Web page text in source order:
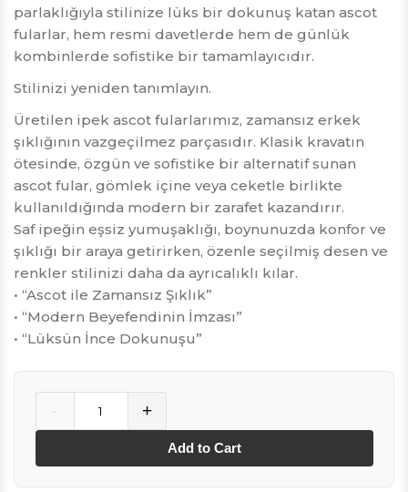
parlaklığıyla stilinize lüks bir dokunuş katan ascot
fularlar, hem resmi davetlerde hem de günlük
kombinlerde sofistike bir tamamlayıcıdır.
Stilinizi yeniden tanımlayın.
Üretilen ipek ascot fularlarımız, zamansız erkek
şıklığının vazgeçilmez parçasıdır. Klasik kravatın
ötesinde, özgün ve sofistike bir alternatif sunan
ascot fular, gömlek içine veya ceketle birlikte
kullanıldığında modern bir zarafet kazandırır.
Saf ipeğin eşsiz yumuşaklığı, boynunuzda konfor ve
şıklığı bir araya getirirken, özenle seçilmiş desen ve
renkler stilinizi daha da ayrıcalıklı kılar.
• “Ascot ile Zamansız Şıklık”
• “Modern Beyefendinin İmzası”
• “Lüksün İnce Dokunuşu”
- +
Add to Cart